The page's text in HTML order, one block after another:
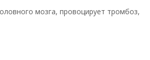
мозга, провоцирует тромбоз,